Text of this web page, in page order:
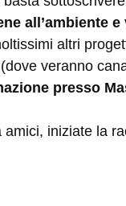
all’ambiente
altri
veranno
presso
amici, iniziate la